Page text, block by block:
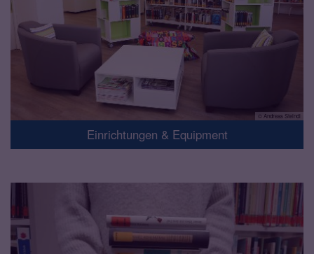
© Andreas Steindl
Einrichtungen & Equipment